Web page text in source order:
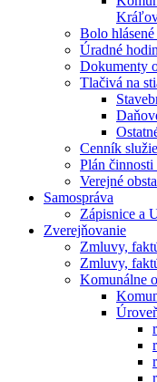
Bolo
Úradné
Dokumenty
Tlačivá na
Cenník
Plán
Verejné
Samospráva
Zápisnice a
Zverejňovanie
Zmluvy,
Zmluvy,
Komunálne